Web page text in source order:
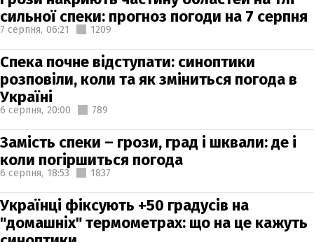
сильної спеки: прогноз погоди на 7 серпня
7 серпня, 06:21 1209
Спека почне відступати: синоптики
розповіли, коли та як зміниться погода в
Україні
6 серпня, 20:00 789
Замість спеки – грози, град і шквали: де і
коли погіршиться погода
6 серпня, 18:53 1837
Українці фіксують +50 градусів на
"домашніх" термометрах: що на це кажуть